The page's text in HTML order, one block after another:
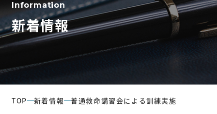
事業内容
航空貨物取扱事業
工場内請負事業
Information
新着情報
TOP 新着情報 普通救命講習会による訓練実施